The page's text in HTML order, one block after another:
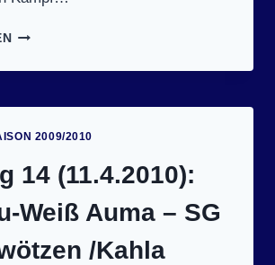
SPIELTAG
(17.4.2010):
STADTRODA
BLAU-
WEISS A
UMA 2
2:25 (
12:13)
2009/2010
14 (11.4.2010):
Weiß Auma – SG
/Kahla